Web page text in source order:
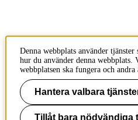
Denna webbplats använder
hur du använder denna webbplats.
webbplatsen ska fungera och andra
Hantera valbara
Tillåt bara nödvändiga